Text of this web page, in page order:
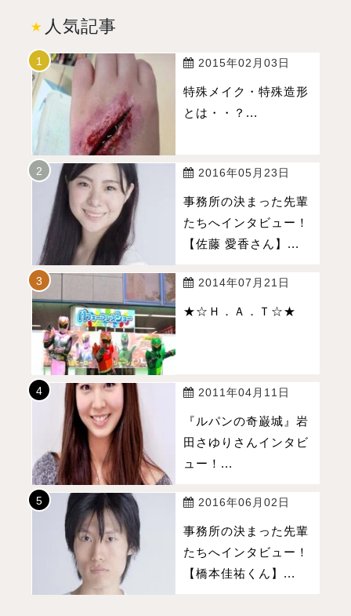
人気記事
2015年02月03日
特殊メイク・特殊造形
とは・・？...
2016年05月23日
事務所の決まった先輩
たちへインタビュー！
【佐藤 愛香さん】...
2014年07月21日
★☆Ｈ．Ａ．Ｔ☆★
2011年04月11日
『ルパンの奇巌城』岩
田さゆりさんインタビ
ュー！...
2016年06月02日
事務所の決まった先輩
たちへインタビュー！
【橋本佳祐くん】...